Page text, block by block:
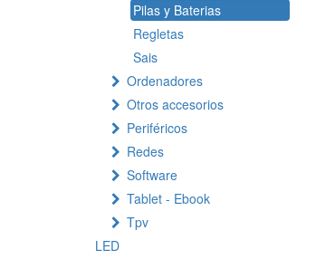
Pilas y Baterias
Regletas
Sais
Ordenadores
Otros accesorios
Periféricos
Redes
Software
Tablet - Ebook
Tpv
LED